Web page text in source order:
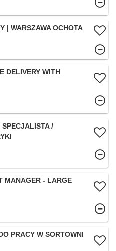
| WARSZAWA OCHOTA
DELIVERY WITH
/
MANAGER - LARGE
PRACY W SORTOWNI